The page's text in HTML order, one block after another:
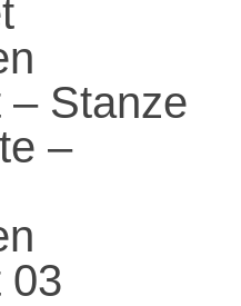
– Stanze
–
03